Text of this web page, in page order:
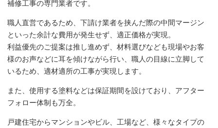
補修工事の専門業者です。
職人直営であるため、下請け業者を挟んだ際の中間マージン
といった余計な費用が発生せず、適正価格が実現。
利益優先のご提案は推し進めず、材料選びなども現場やお客
様のお声などに耳を傾けながら行い、職人の目線に立脚して
いるため、適材適所の工事が実現します。
また、使用する塗料などは保証期間を設けており、アフター
フォロー体制も万全。
戸建住宅からマンションやビル、工場など、様々なタイプの